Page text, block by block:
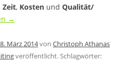
Zeit, Kosten und Qualität/
→
März 2014von Christoph Athanas
veröffentlicht. Schlagwörter: